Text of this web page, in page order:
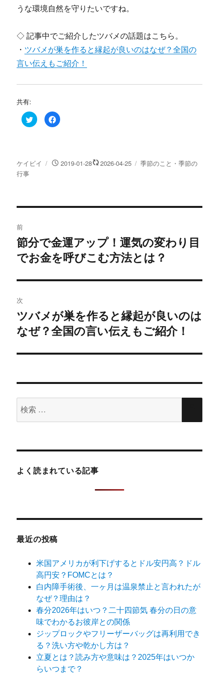
うな環境自然を守りたいですね。
◇ 記事中でご紹介したツバメの話題はこちら。
・ ツバメが巣を作ると縁起が良いのはなぜ？全国の
言い伝えもご紹介！
共有:
ク
リ
w
i
有
ウ
ィ
ン
ド
ウ
で
ま
F
a
k
で
ク
く
だ
さ
い
(
い
ウ
で
開
き
ま
投
稿
ケイビイ
投 2019-01-28 2026-04-25
カ
ー
季節のこと・季節の
行事
稿
ナ
ビ
ゲ
ー
シ
ン
前
過
去
投
稿:
節分で金運アップ！運気の変わり目
でお金を呼びこむ方法とは？
次
次
の
稿:
ツバメが巣を作ると縁起が良いのは
なぜ？全国の言い伝えもご紹介！
索
よく読まれている記事
最近の投稿
米国アメリカが利下げするとドル安円高？ドル
高円安？FOMCとは？
白内障手術後、一ヶ月は温泉禁止と言われたが
なぜ？理由は？
春分2026年はいつ？二十四節気 春分の日の意
味でわかるお彼岸との関係
ジップロックやフリーザーバッグは再利用でき
る？洗い方や乾かし方は？
立夏とは？読み方や意味は？2025年はいつか
らいつまで？